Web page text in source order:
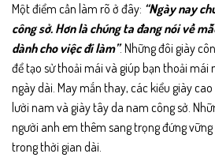
Một điểm cần làm rõ ở đây: “Ngày nay
công sở. Hơn là chúng ta đang nói về
dành cho việc đi làm”. Những đôi giày
để tạo sử thoải mái và giúp bạn thoải mái
ngày dài. May mắn thay, các kiểu giày
lười nam và giày tây da nam công sở.
người anh em thêm sang trọng đứng
trong thời gian dài.